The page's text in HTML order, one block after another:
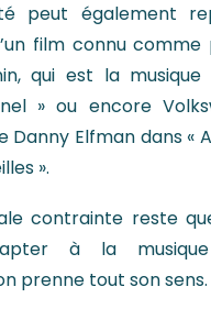
peut également
film connu
qui est la
» ou encore
Danny Elfman dans «
».
contrainte reste
à la
prenne tout son sens.